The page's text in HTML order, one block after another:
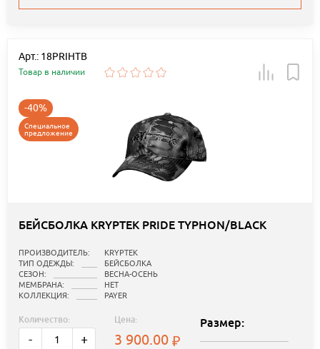
Арт.: 18PRIHTB
Товар в наличии
-40%
Специальное
предложение
БЕЙСБОЛКА KRYPTEK PRIDE TYPHON/BLACK
ПРОИЗВОДИТЕЛЬ:
KRYPTEK
ТИП ОДЕЖДЫ:
БЕЙСБОЛКА
СЕЗОН:
ВЕСНА-ОСЕНЬ
МЕМБРАНА:
НЕТ
КОЛЛЕКЦИЯ:
PAYER
Количество:
- +
Цена:
3 900.00
Размер: